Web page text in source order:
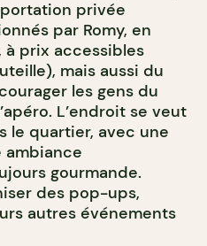
privée
par Romy, en
prix accessibles
mais aussi du
les gens du
L’endroit se veut
le quartier, avec une
ambiance
gourmande.
des pop-ups,
autres événements